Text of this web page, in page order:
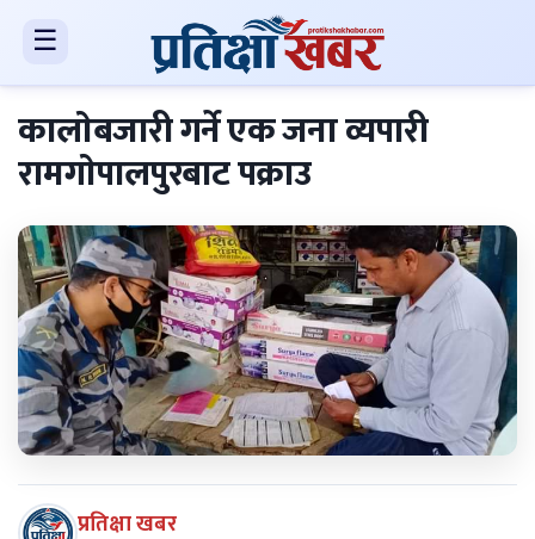
☰
कालाेबजारी गर्ने एक जना व्यपारी
रामगाेपालपुरबाट पक्राउ
प्रतिक्षा खबर